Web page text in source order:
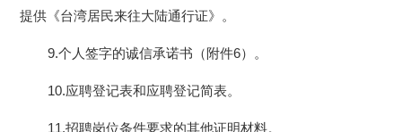
提供《台湾居民来往大陆通行证》。
9.个人签字的诚信承诺书（附件6）。
10.应聘登记表和应聘登记简表。
11.招聘岗位条件要求的其他证明材料。